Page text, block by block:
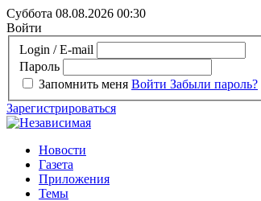
Суббота 08.08.2026 00:30
Войти
Login / E-mail
Пароль
Запомнить меня Войти Забыли пароль?
Зарегистрироваться
Новости
Газета
Приложения
Темы